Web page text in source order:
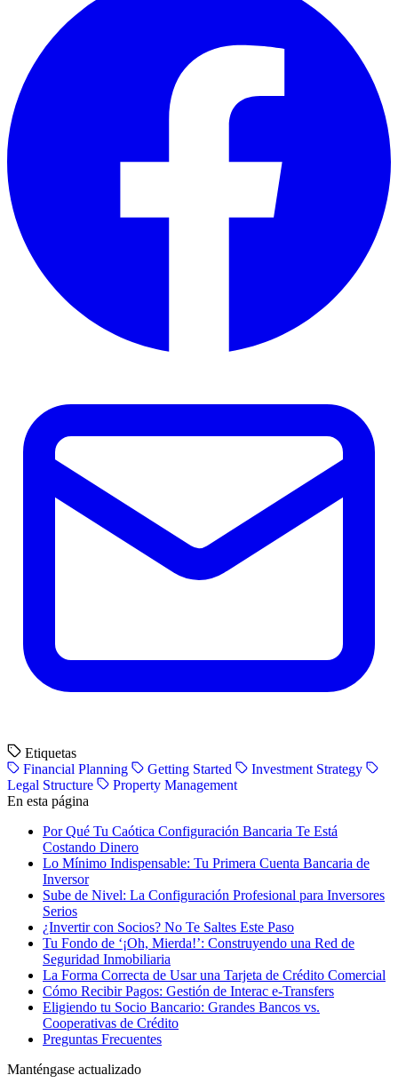
Etiquetas
Financial Planning
Getting Started
Investment Strategy
Legal Structure
Property Management
En esta página
Por Qué Tu Caótica Configuración Bancaria Te Está
Costando Dinero
Lo Mínimo Indispensable: Tu Primera Cuenta Bancaria de
Inversor
Sube de Nivel: La Configuración Profesional para Inversores
Serios
¿Invertir con Socios? No Te Saltes Este Paso
Tu Fondo de ‘¡Oh, Mierda!’: Construyendo una Red de
Seguridad Inmobiliaria
La Forma Correcta de Usar una Tarjeta de Crédito Comercial
Cómo Recibir Pagos: Gestión de Interac e-Transfers
Eligiendo tu Socio Bancario: Grandes Bancos vs.
Cooperativas de Crédito
Preguntas Frecuentes
Manténgase actualizado